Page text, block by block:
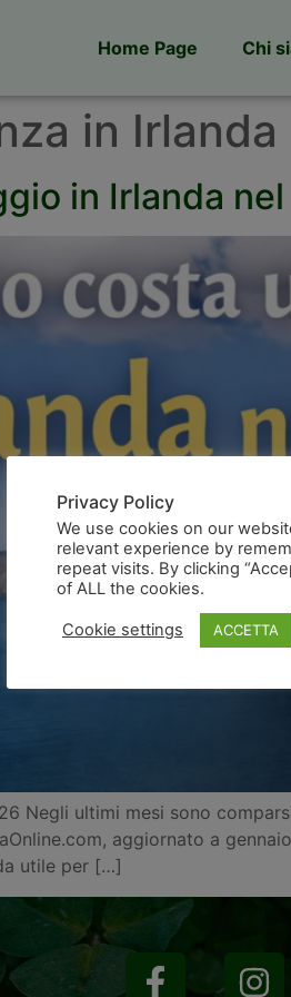
Home Page Chi
in Irlanda
in Irlanda
Negli ultimi mesi sono
aggiornato a
utile per […]
Privacy Policy
We use cookies on our
relevant experience by
repeat visits. By clicking
of ALL the cookies.
Cookie settings ACCETTA